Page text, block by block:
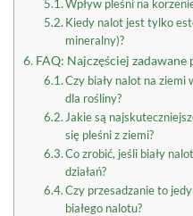
Wpływ pleśni na
Kiedy nalot jest tylko
mineralny)?
FAQ: Najczęściej zadawane
Czy biały nalot na ziemi
dla rośliny?
Jakie są
się pleśni z ziemi?
Co zrobić, jeśli biały
działań?
Czy przesadzanie to
białego nalotu?